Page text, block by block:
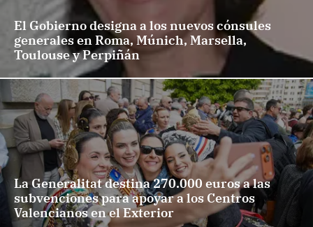
El Gobierno designa a los nuevos cónsules
generales en Roma, Múnich, Marsella,
Toulouse y Perpiñán
La Generalitat destina 270.000 euros a las
subvenciones para apoyar a los Centros
Valencianos en el Exterior